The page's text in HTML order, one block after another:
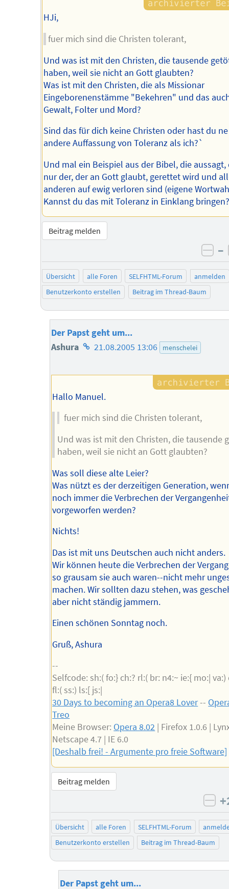
HJi,
fuer mich sind die Christen tolerant,
Und was ist mit den Christen, die tausende
haben, weil sie nicht an Gott glaubten?
Was ist mit den Christen, die als Missionar
Eingeborenenstämme "Bekehren" und das
Gewalt, Folter und Mord?
Sind das für dich keine Christen oder hast du ne
andere Auffassung von Toleranz als ich?`
Und mal ein Beispiel aus der Bibel, die aussagt,
nur der, der an Gott glaubt, gerettet wird und
anderen auf ewig verloren sind (eigene
Kannst du das mit Toleranz in Einklang bringen?
Beitrag melden
–
Übersicht alle Foren SELFHTML-Forum
anmelden
Benutzerkonto erstellen
Beitrag im Thread-Baum
Der Papst geht um...
Ashura Homepage
Autors
21.08.2005 13:06 menschelei
Hallo Manuel.
fuer mich sind die Christen tolerant,
Und was ist mit den Christen, die tausende
haben, weil sie nicht an Gott glaubten?
Was soll diese alte Leier?
Was nützt es der derzeitigen Generation,
noch immer die Verbrechen der
vorgeworfen werden?
Nichts!
Das ist mit uns Deutschen auch nicht anders.
Wir können heute die Verbrechen der
so grausam sie auch waren--nicht mehr
machen. Wir sollten dazu stehen, was
aber nicht ständig jammern.
Einen schönen Sonntag noch.
Gruß, Ashura
--
Selfcode: sh:( fo:} ch:? rl:( br: n4:~ ie:{ mo:| va:)
fl:( ss:) ls:[ js:|
30 Days to becoming an Opera8 Lover--
Treo
Meine Browser: Opera 8.02 | Firefox 1.0.6 |
Netscape 4.7 | IE 6.0
[Deshalb frei! - Argumente pro freie Software]
Beitrag melden
Übersicht alle Foren SELFHTML-Forum
Benutzerkonto erstellen
Beitrag im Thread-Baum
Der Papst geht um...